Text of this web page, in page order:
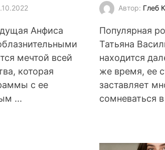
Анфиса
мечтой всей
которая
с ее
...
Автор: Глеб
Популярная
Татьяна
находится
же время, ее
заставляет
сомневаться